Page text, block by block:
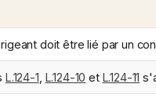
doit être lié par un
L.124-1 L.124-10 et L.124-11